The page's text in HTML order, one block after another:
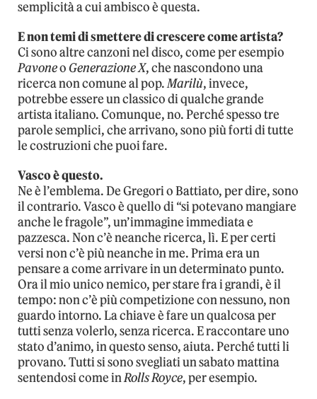
semplicità a cui ambisco è questa.
E non temi di smettere di crescere come artista?
Ci sono altre canzoni nel disco, come per esempio
Pavoneo Generazione X, che nascondono una
ricerca non comune al pop.Marilù, invece,
potrebbe essere un classico di qualche grande
artista italiano. Comunque, no. Perché spesso tre
parole semplici, che arrivano, sono più forti di tutte
le costruzioni che puoi fare.
Vasco è questo.
Ne è l’emblema. De Gregori o Battiato, per dire, sono
il contrario. Vasco è quello di “si potevano mangiare
anche le fragole”, un’immagine immediata e
pazzesca. Non c’è neanche ricerca, lì. E per certi
versi non c’è più neanche in me. Prima era un
pensare a come arrivare in un determinato punto.
Ora il mio unico nemico, per stare fra i grandi, è il
tempo: non c’è più competizione con nessuno, non
guardo intorno. La chiave è fare un qualcosa per
tutti senza volerlo, senza ricerca. E raccontare uno
stato d’animo, in questo senso, aiuta. Perché tutti li
provano. Tutti si sono svegliati un sabato mattina
sentendosi come inRolls Royce, per esempio.